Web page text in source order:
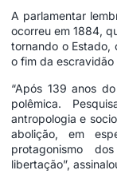
A parlamentar
ocorreu em 1884,
tornando o Estado,
o fim da escravidão
“Após 139 anos
polêmica.
antropologia e
abolição, em
protagonismo
libertação”,